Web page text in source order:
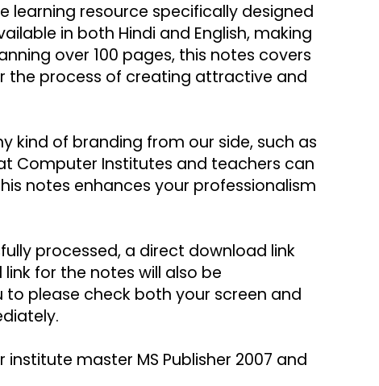
learning resource specifically designed
in both Hindi and English, making
over 100 pages, this notes covers
the process of creating attractive and
kind of branding from our side, such as
Computer Institutes and teachers can
notes enhances your professionalism
processed, a direct download link
for the notes will also be
please check both your screen and
master MS Publisher 2007 and